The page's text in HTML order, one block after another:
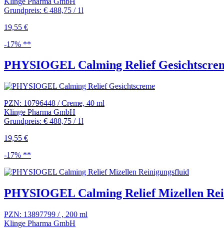
Grundpreis: € 488,75 / 1l
19,55 €
-17% **
PHYSIOGEL Calming Relief
PZN: 10796448 / Creme, 40 ml
Klinge Pharma GmbH
Grundpreis: € 488,75 / 1l
19,55 €
-17% **
PHYSIOGEL Calming Relief Mizellen
PZN: 13897799 / , 200 ml
Klinge Pharma GmbH